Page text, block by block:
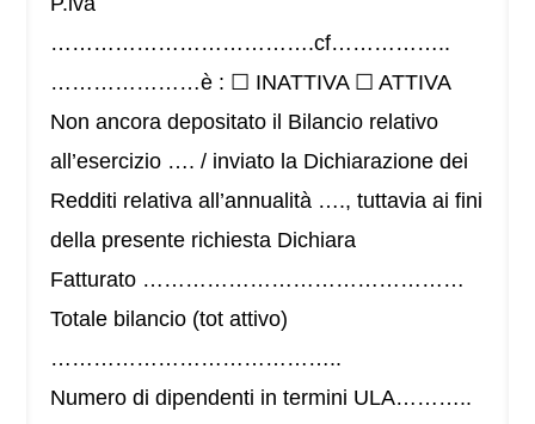
……………………………….cf……………..
…………………è : ☐ INATTIVA ☐ ATTIVA
Non ancora depositato il Bilancio relativo
all’esercizio …. / inviato la Dichiarazione dei
Redditi relativa all’annualità …., tuttavia ai fini
della presente richiesta Dichiara
Fatturato ………………………………………
Totale bilancio (tot attivo)
…………………………………..
Numero di dipendenti in termini ULA………..